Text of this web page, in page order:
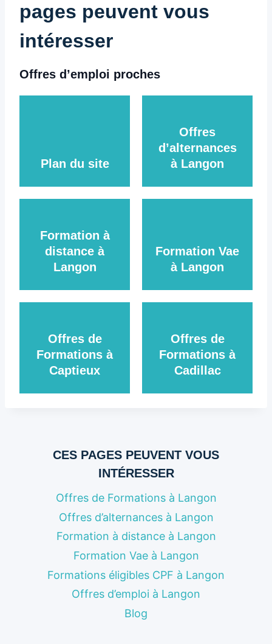
pages peuvent vous
intéresser
Offres d’emploi proches
Plan du site
Offres
d’alternances
à Langon
Formation à
distance à
Langon
Formation Vae
à Langon
Offres de
Formations à
Captieux
Offres de
Formations à
Cadillac
CES PAGES PEUVENT VOUS
INTÉRESSER
Offres de Formations à Langon
Offres d’alternances à Langon
Formation à distance à Langon
Formation Vae à Langon
Formations éligibles CPF à Langon
Offres d’emploi à Langon
Blog